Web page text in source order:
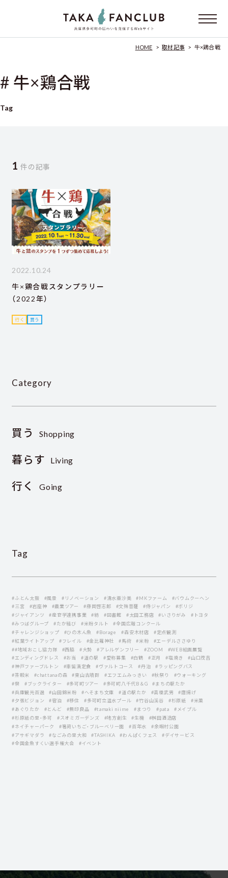
HOME > 取材記事 > 牛×鶏合戦
# 牛×鶏合戦
Tag
1 件の記事
2022.10.24
牛×鶏合戦スタンプラリー
（2022年）
行く 買う
Category
買う Shopping
暮らす Living
行く Going
Tag
#ふとん太鼓 #風景 #リノベーション #清水亜沙美 #MKファーム
#バウムクーヘン
#三宮
#岩座神 #農業ツアー #藤岡啓志郞 #文殊菩薩 #侍ジャパン
#ボリジ
#ジャイアンツ
#産官学連携事業 #紡 #図書館 #太田工務店 #いさりがみ
#トヨタ
#みつばグループ
#たか結び #米粉タルト
#全国広報コンクール
#チャレンジショップ
#ひの木ん魚 #Borage #森安木材店
#定点観測
#紅葉ライトアップ
#フレイル #金比羅神社 #馬術 #米粉
#エーデルささゆり
##地域おこし協力隊
#西脇 #大勢 #アレルゲンフリー #ZOOM
#WEB絵画展覧
#エンディングドレス
#お当 #道の駅 #愛称募集 #白鶴 #正月 #塩焼き
#山口茂吉
#神戸ファーブルトン
#車留満定食 #ヴァルトコース #丹治
#ラッピングバス
#茶穀米
#chattanaの森 #東山古墳群 #エフエムみっきい #秋祭り
#ウォーキング
#祭
#ブックライター #多可町ツアー #多可町八千代B＆G
#まちの駅たか
#兵庫観光百選
#山田錦米粉 #へそまち文庫 #道の駅たか #高橋武男
#唐揚げ
#夕張ビジョン
#宿泊 #移住 #多可町立温水プール #竹谷山渓谷 #杉原紙
#米菓
#あぐりたか
#とんど #無印良品 #tamaki niime #まつり #pata
#メイプル
#杉原紙の里・多可
#スオミガーデンズ #地方創生 #生機
#桝田酒造店
#ネイチャーパーク
#箸荷いちご・ブルーベリー園 #百年水
#余暇村公園
#アサギマダラ
#なごみの里大和 #TASHIKA #わんぱくフェス
#デイサービス
#全国金魚すくい選手権大会
#イベント